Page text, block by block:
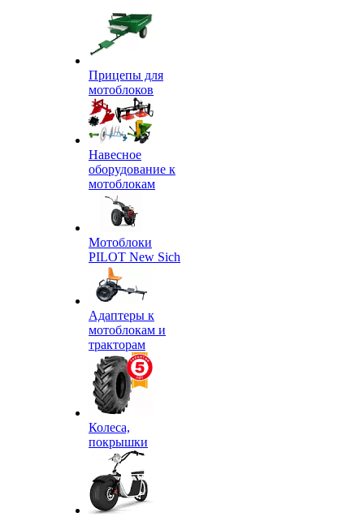
Прицепы для
мотоблоков
Навесное
оборудование к
мотоблокам
Мотоблоки
PILOT New Sich
Адаптеры к
мотоблокам и
тракторам
Колеса,
покрышки